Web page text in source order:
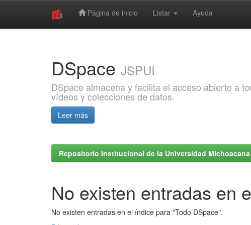
Página de inicio Listar Ayuda
DSpace JSPUI
DSpace almacena y facilita el acceso abierto a
vídeos y colecciones de datos.
Leer más
Repositorio Institucional de la Universidad
No existen entradas en
No existen entradas en el índice para "Todo DSpace".